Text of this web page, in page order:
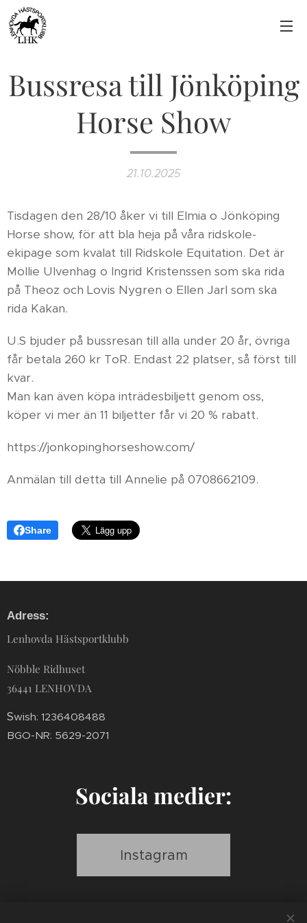
Bussresa till Jönköping
Horse Show
21.10.2025
Tisdagen den 28/10 åker vi till Elmia o Jönköping
Horse show, för att bla heja på våra ridskole-
ekipage som kvalat till Ridskole Equitation. Det är
Mollie Ulvenhag o Ingrid Kristenssen som ska rida
på Theoz och Lovis Nygren o Ellen Jarl som ska
rida Kakan.
U.S bjuder på bussresan till alla under 20 år, övriga
får betala 260 kr ToR. Endast 22 platser, så först till
kvar.
Man kan även köpa inträdesbiljett genom oss,
köper vi mer än 11 biljetter får vi 20 % rabatt.
https://jonkopinghorseshow.com/
Anmälan till detta till Annelie på 0708662109.
Share
Adress:
Lenhovda Hästsportklubb
Nöbble Ridhuset
36441 LENHOVDA
Swish: 1236408488
BGO-NR: 5629-2071
Sociala medier:
Instagram